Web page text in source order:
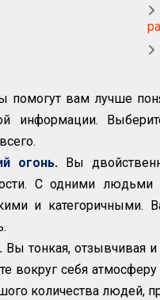
помогут вам лучше
информации.
огонь.
Вы
С одними
и категоричными.
Вы тонкая, отзывчивая и
вокруг себя
количества людей,